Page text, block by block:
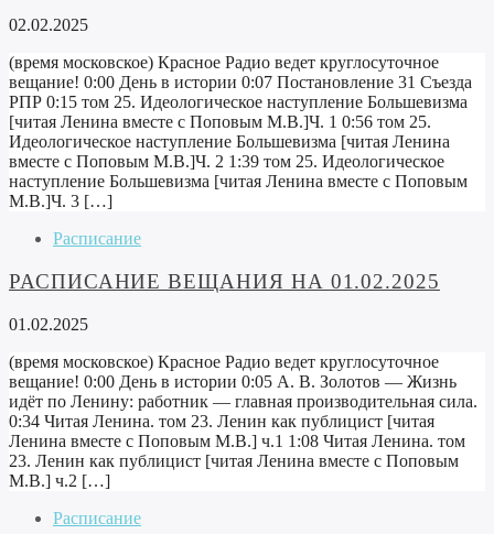
02.02.2025
(время московское) Красное Радио ведет круглосуточное
вещание! 0:00 День в истории 0:07 Постановление 31 Съезда
РПР 0:15 том 25. Идеологическое наступление Большевизма
[читая Ленина вместе с Поповым М.В.]Ч. 1 0:56 том 25.
Идеологическое наступление Большевизма [читая Ленина
вместе с Поповым М.В.]Ч. 2 1:39 том 25. Идеологическое
наступление Большевизма [читая Ленина вместе с Поповым
М.В.]Ч. 3 […]
Расписание
РАСПИСАНИЕ ВЕЩАНИЯ НА 01.02.2025
01.02.2025
(время московское) Красное Радио ведет круглосуточное
вещание! 0:00 День в истории 0:05 А. В. Золотов — Жизнь
идёт по Ленину: работник — главная производительная сила.
0:34 Читая Ленина. том 23. Ленин как публицист [читая
Ленина вместе с Поповым М.В.] ч.1 1:08 Читая Ленина. том
23. Ленин как публицист [читая Ленина вместе с Поповым
М.В.] ч.2 […]
Расписание